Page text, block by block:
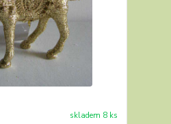
skladem 8 ks